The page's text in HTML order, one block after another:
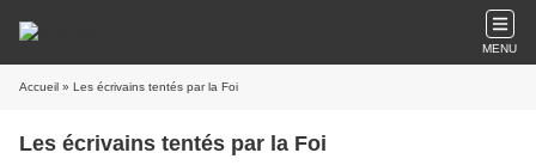
MENU
Accueil » Les écrivains tentés par la Foi
Les écrivains tentés par la Foi